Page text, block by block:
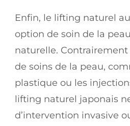
Enfin, le lifting naturel
option de soin de la
naturelle. Contrairement
de soins de la peau,
plastique ou les
lifting naturel japonais
d’intervention invasive